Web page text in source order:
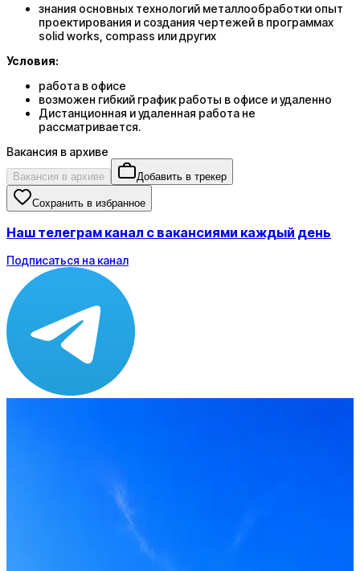
знания основных технологий металлообработки опыт
проектирования и создания чертежей в программах
solid works, compass или других
Условия:
работа в офисе
возможен гибкий график работы в офисе и удаленно
Дистанционная и удаленная работа не
рассматривается.
Вакансия в архиве
Вакансия в архиве Добавить в трекер
Сохранить в избранное
Наш телеграм канал с вакансиями каждый день
Подписаться на канал
Оффер быстрее с Эйч